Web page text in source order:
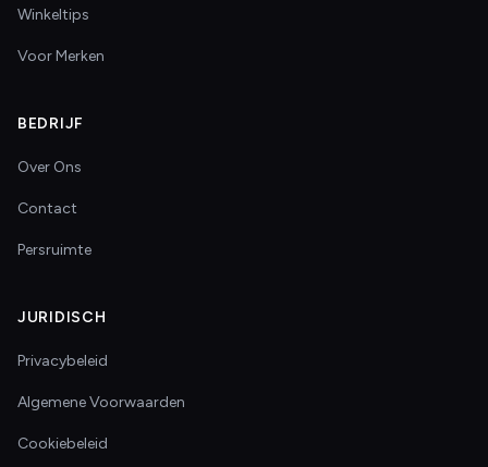
Winkeltips
Voor Merken
BEDRIJF
Over Ons
Contact
Persruimte
JURIDISCH
Privacybeleid
Algemene Voorwaarden
Cookiebeleid